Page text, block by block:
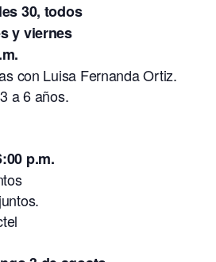
30, todos
y viernes
con Luisa Fernanda Ortiz.
a 6 años.
p.m.